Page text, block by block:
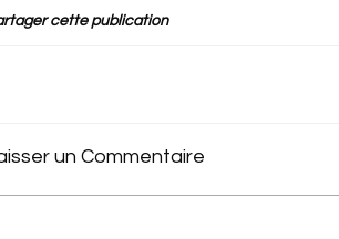
cette publication
un Commentaire